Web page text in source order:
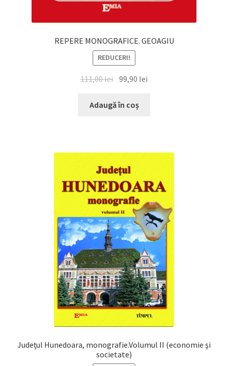
REPERE MONOGRAFICE. GEOAGIU
REDUCERI!
111,00lei Prețul
a
99,90 lei
Adaugă în coș
Judeţul Hunedoara, monografie.Volumul II (economie şi
societate)